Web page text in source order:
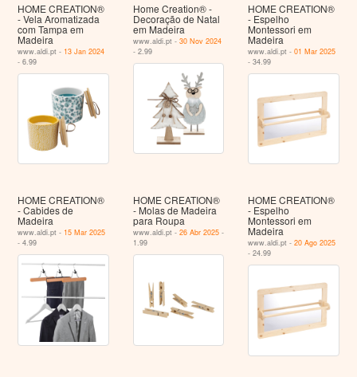
HOME CREATION®
- Vela Aromatizada
com Tampa em
Madeira
www.aldi.pt - 13 Jan 2024
- 6.99
Home Creation® -
Decoração de Natal
em Madeira
www.aldi.pt - 30 Nov 2024
- 2.99
HOME CREATION®
- Espelho
Montessori em
Madeira
www.aldi.pt -01 Mar 2025
- 34.99
HOME CREATION®
- Cabides de
Madeira
www.aldi.pt - 15 Mar 2025
- 4.99
HOME CREATION®
- Molas de Madeira
para Roupa
www.aldi.pt - 26 Abr 2025-
1.99
HOME CREATION®
- Espelho
Montessori em
Madeira
www.aldi.pt -20 Ago 2025
- 24.99